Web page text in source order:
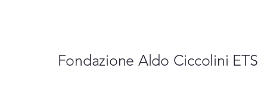
Fondazione Aldo Ciccolini ETS​